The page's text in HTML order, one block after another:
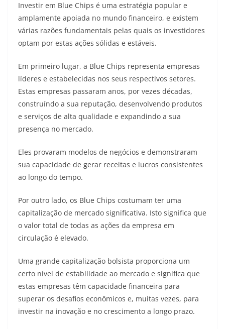
Investir em Blue Chips é uma estratégia popular e
amplamente apoiada no mundo financeiro, e existem
várias razões fundamentais pelas quais os investidores
optam por estas ações sólidas e estáveis.
Em primeiro lugar, a Blue Chips representa empresas
líderes e estabelecidas nos seus respectivos setores.
Estas empresas passaram anos, por vezes décadas,
construíndo a sua reputação, desenvolvendo produtos
e serviços de alta qualidade e expandindo a sua
presença no mercado.
Eles provaram modelos de negócios e demonstraram
sua capacidade de gerar receitas e lucros consistentes
ao longo do tempo.
Por outro lado, os Blue Chips costumam ter uma
capitalização de mercado significativa. Isto significa que
o valor total de todas as ações da empresa em
circulação é elevado.
Uma grande capitalização bolsista proporciona um
certo nível de estabilidade ao mercado e significa que
estas empresas têm capacidade financeira para
superar os desafios econômicos e, muitas vezes, para
investir na inovação e no crescimento a longo prazo.